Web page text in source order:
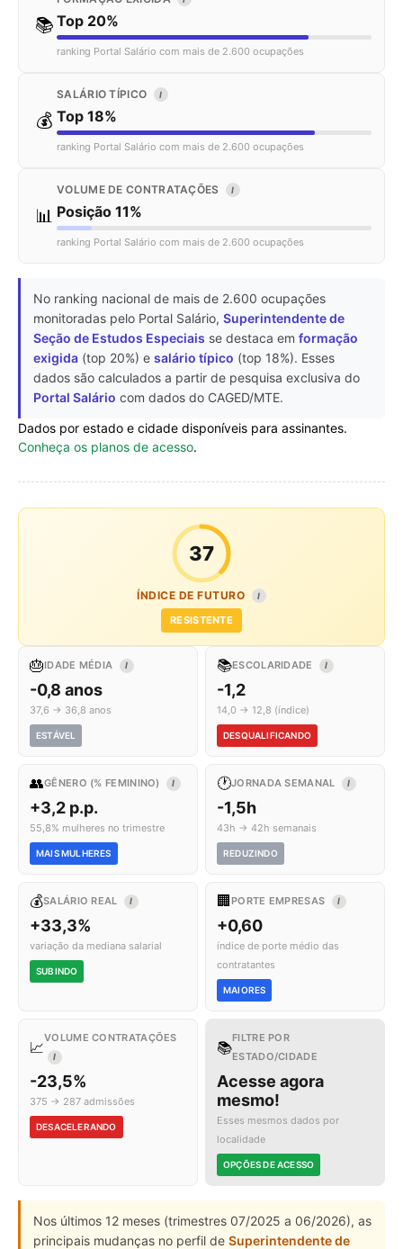
📚 Top 20%
ranking Portal Salário com mais de 2.600 ocupações
💰
SALÁRIO TÍPICO I
Top 18%
ranking Portal Salário com mais de 2.600 ocupações
📊
VOLUME DE CONTRATAÇÕES I
Posição 11%
ranking Portal Salário com mais de 2.600 ocupações
No ranking nacional de mais de 2.600 ocupações
monitoradas pelo Portal Salário, Superintendente de
Seção de Estudos Especiais se destaca em formação
exigida (top 20%) e salário típico (top 18%). Esses
dados são calculados a partir de pesquisa exclusiva do
Portal Salário com dados do CAGED/MTE.
Dados por estado e cidade disponíveis para assinantes.
Conheça os planos de acesso.
37
ÍNDICE DE FUTURO I
RESISTENTE
🎂IDADE MÉDIA I
-0,8 anos
37,6 → 36,8 anos
ESTÁVEL
📚ESCOLARIDADE I
-1,2
14,0 → 12,8 (índice)
DESQUALIFICANDO
👥GÊNERO (% FEMININO) I
+3,2 p.p.
55,8% mulheres no trimestre
MAIS MULHERES
🕐JORNADA SEMANAL I
-1,5h
43h → 42h semanais
REDUZINDO
💰SALÁRIO REAL I
+33,3%
variação da mediana salarial
SUBINDO
🏢 PORTE EMPRESAS I
+0,60
índice de porte médio das
contratantes
MAIORES
📈
VOLUME CONTRATAÇÕES
I
-23,5%
375 → 287 admissões
DESACELERANDO
📚
FILTRE POR
ESTADO/CIDADE
Acesse agora
mesmo!
Esses mesmos dados por
localidade
OPÇÕES DE ACESSO
Nos últimos 12 meses (trimestres 07/2025 a 06/2026), as
principais mudanças no perfil de Superintendente de